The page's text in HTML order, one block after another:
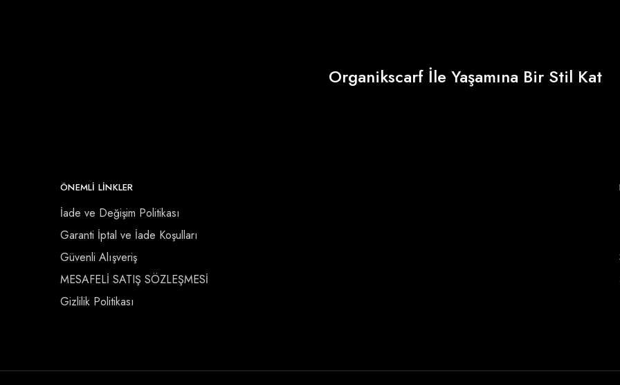
Organikscarf İle Yaşamına Bir Stil Kat
ÖNEMLI LINKLER
İade ve Değişim Politikası
Garanti İptal ve İade Koşulları
Güvenli Alışveriş
MESAFELİ SATIŞ SÖZLEŞMESİ
Gizlilik Politikası